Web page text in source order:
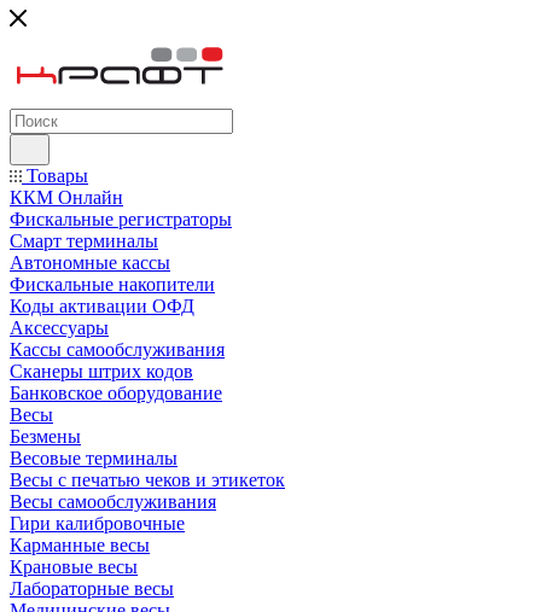
Товары
ККМ Онлайн
Фискальные регистраторы
Смарт терминалы
Автономные кассы
Фискальные накопители
Коды активации ОФД
Аксессуары
Кассы самообслуживания
Сканеры штрих кодов
Банковское оборудование
Весы
Безмены
Весовые терминалы
Весы с печатью чеков и этикеток
Весы самообслуживания
Гири калибровочные
Карманные весы
Крановые весы
Лабораторные весы